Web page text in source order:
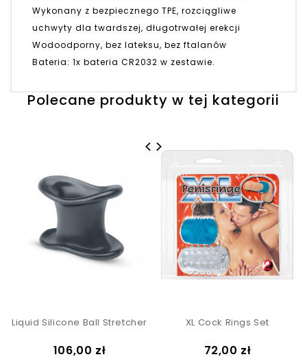
Wykonany z bezpiecznego TPE, rozciągliwe
uchwyty dla twardszej, długotrwałej erekcji
Wodoodporny, bez lateksu, bez ftalanów
Bateria: 1x bateria CR2032 w zestawie.
Polecane produkty w tej kategorii
Liquid Silicone Ball Stretcher
Cena
106,00 zł
XL Cock Rings Set
Cena
72,00 zł